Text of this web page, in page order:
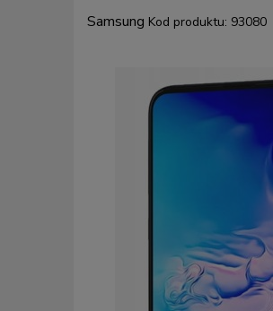
Samsung Kod produktu: 93080